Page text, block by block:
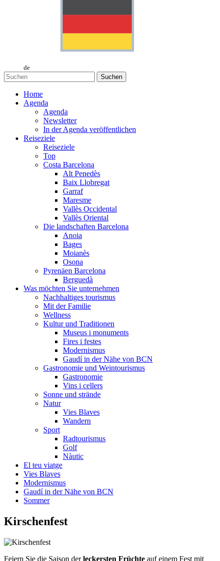
de
Suchen
Home
Agenda
Agenda
Newsletter
In der Agenda veröffentlichen
Reiseziele
Reiseziele
Top
Costa Barcelona
Alt Penedès
Baix Llobregat
Garraf
Maresme
Vallès Occidental
Vallès Oriental
Die landschaften Barcelona
Anoia
Bages
Moianès
Osona
Pyrenäen Barcelona
Berguedà
Was möchten Sie unternehmen
Nachhaltiges tourismus
Mit der Familie
Wellness
Kultur und Traditionen
Museus i monuments
Fires i festes
Modernismus
Gaudí in der Nähe von BCN
Gastronomie und Weintourismus
Gastronomie
Vins i cellers
Sonne und strände
Natur
Vies Blaves
Wandern
Sport
Radtourismus
Golf
Nàutic
El teu viatge
Vies Blaves
Modernismus
Gaudí in der Nähe von BCN
Sommer
Kirschenfest
Feiern Sie die Saison derleckersten Früchte auf einem Fest mit